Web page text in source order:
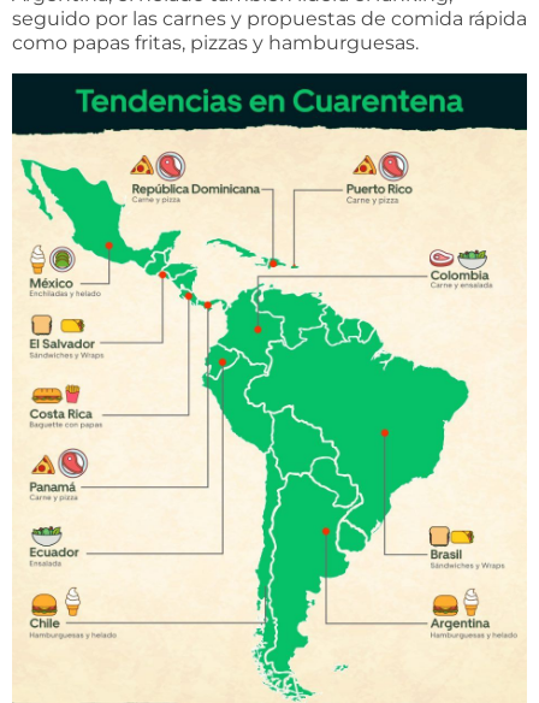
seguido por las carnes y propuestas de comida rápida
como papas fritas, pizzas y hamburguesas.